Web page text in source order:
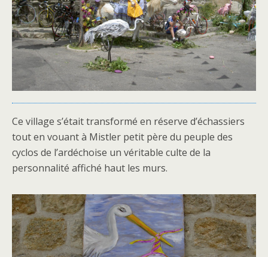
Ce village s’était transformé en réserve d’échassiers
tout en vouant à Mistler petit père du peuple des
cyclos de l’ardéchoise un véritable culte de la
personnalité affiché haut les murs.